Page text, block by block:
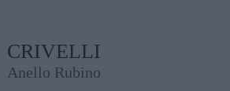
CRIVELLI
Anello Rubino